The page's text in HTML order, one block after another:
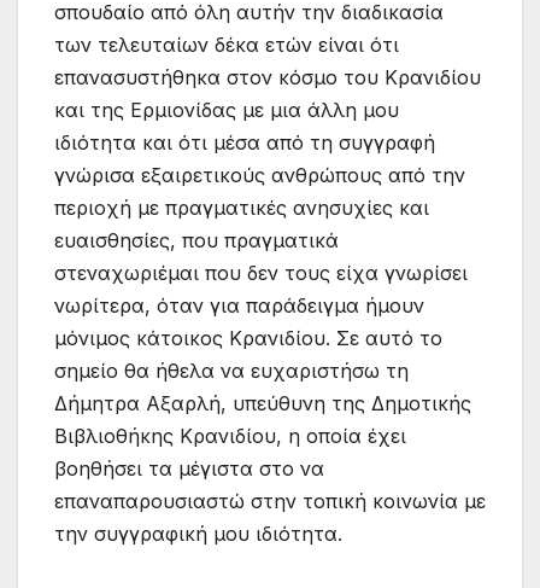
σπουδαίο από όλη αυτήν την διαδικασία
των τελευταίων δέκα ετών είναι ότι
επανασυστήθηκα στον κόσμο του Κρανιδίου
και της Ερμιονίδας με μια άλλη μου
ιδιότητα και ότι μέσα από τη συγγραφή
γνώρισα εξαιρετικούς ανθρώπους από την
περιοχή με πραγματικές ανησυχίες και
ευαισθησίες, που πραγματικά
στεναχωριέμαι που δεν τους είχα γνωρίσει
νωρίτερα, όταν για παράδειγμα ήμουν
μόνιμος κάτοικος Κρανιδίου. Σε αυτό το
σημείο θα ήθελα να ευχαριστήσω τη
Δήμητρα Αξαρλή, υπεύθυνη της Δημοτικής
Βιβλιοθήκης Κρανιδίου, η οποία έχει
βοηθήσει τα μέγιστα στο να
επαναπαρουσιαστώ στην τοπική κοινωνία με
την συγγραφική μου ιδιότητα.